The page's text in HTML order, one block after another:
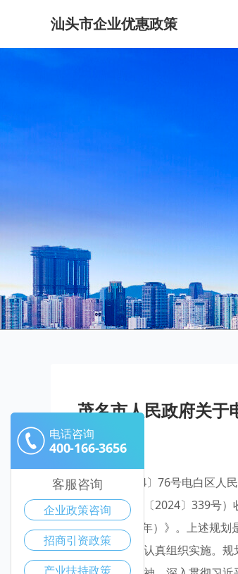
汕头市企业优惠政策
茂名市人民政府关于
茂府函〔2024〕76号电白区人
（茂自然资请〔2024〕339号
（2021-2035年）》。上述规划
基本依据，请认真组织实施。
电话咨询
400-166-3656
客服咨询
企业政策咨询
招商引资政策
产业扶持政策